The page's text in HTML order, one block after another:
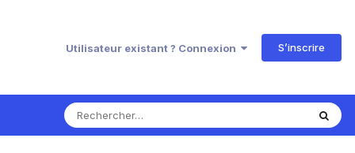
Utilisateur existant ? Connexion S’inscrire